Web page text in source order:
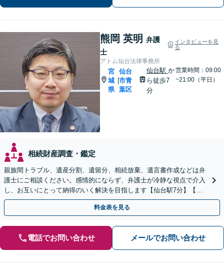
熊岡 英明 弁護
士
インタビューを見
る
アトム仙台法律事務所
宮
城
県
|
仙台
市青
葉区
仙台駅 か
ら徒歩7
分
営業時間：09:00
~21:00（平日）
相続財産調査・鑑定
親族間トラブル、遺産分割、遺留分、相続放棄、遺言書作成などは弁
護士にご相談ください。感情的にならず、弁護士が冷静な視点で介入
し、お互いにとって納得のいく解決を目指します【仙台駅7分】【休
日・夜間相談可】
料金表を見る
電話でお問い合わせ メールでお問い合わせ